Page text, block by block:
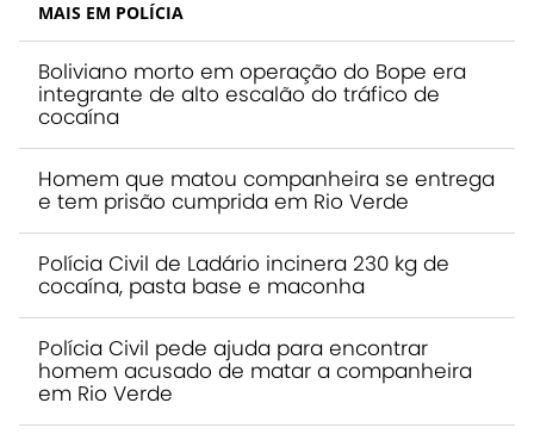
MAIS EM POLÍCIA
Boliviano morto em operação do Bope era
integrante de alto escalão do tráfico de
cocaína
Homem que matou companheira se entrega
e tem prisão cumprida em Rio Verde
Polícia Civil de Ladário incinera 230 kg de
cocaína, pasta base e maconha
Polícia Civil pede ajuda para encontrar
homem acusado de matar a companheira
em Rio Verde